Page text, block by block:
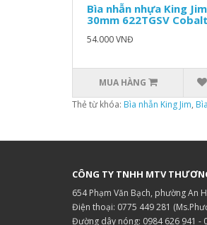
Bìa nhẫn nhựa King
30mm 622TGSV
54.000 VNĐ
MUA HÀNG
Thẻ từ khóa: Bìa nhẫn King Jim,
CÔNG TY TNHH MTV
654 Phạm Văn Bạch, phường An
Điện thoại: 0775 449 281
Đường dây nóng: 0984 626 941 -